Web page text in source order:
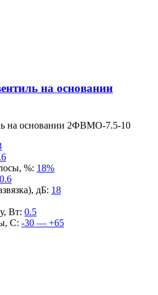
на основании
на основании 2ФВМO-7.5-10
%: 18%
0.6
дБ: 18
Вт: 0.5
С: -30 — +65